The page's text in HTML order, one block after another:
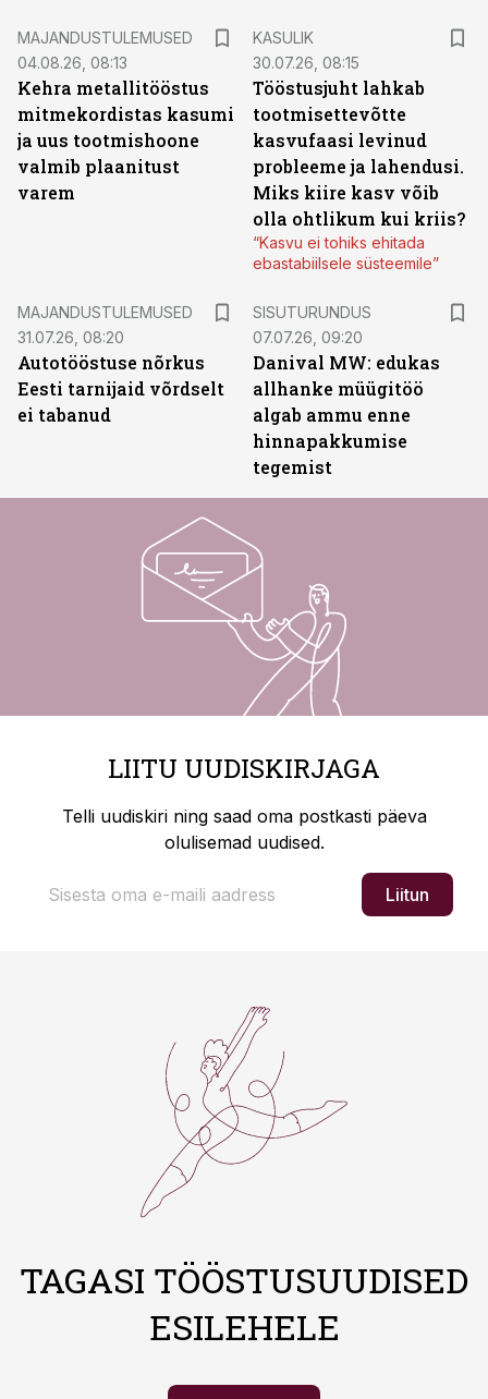
MAJANDUSTULEMUSED
04.08.26, 08:13
Kehra metallitööstus
mitmekordistas kasumi
ja uus tootmishoone
valmib plaanitust
varem
KASULIK
30.07.26, 08:15
Tööstusjuht lahkab
tootmisettevõtte
kasvufaasi levinud
probleeme ja lahendusi.
Miks kiire kasv võib
olla ohtlikum kui kriis?
“Kasvu ei tohiks ehitada
ebastabiilsele süsteemile”
MAJANDUSTULEMUSED
31.07.26, 08:20
Autotööstuse nõrkus
Eesti tarnijaid võrdselt
ei tabanud
SISUTURUNDUS
07.07.26, 09:20
Danival MW: edukas
allhanke müügitöö
algab ammu enne
hinnapakkumise
tegemist
LIITU UUDISKIRJAGA
Telli uudiskiri ning saad oma postkasti päeva
olulisemad uudised.
Liitun
TAGASI TÖÖSTUSUUDISED
ESILEHELE